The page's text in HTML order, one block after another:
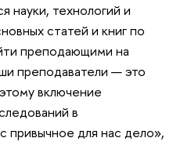
науки, технологий и
статей и книг по
преподающими на
преподаватели — это
включение
в
привычное для нас дело»,